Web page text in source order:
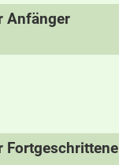
Anfänger
Fortgeschrittene